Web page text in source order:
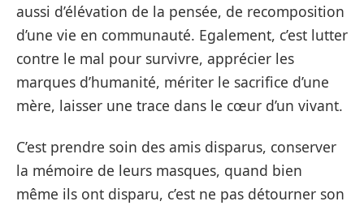
aussi d’élévation de la pensée, de recomposition
d’une vie en communauté. Egalement, c’est lutter
contre le mal pour survivre, apprécier les
marques d’humanité, mériter le sacrifice d’une
mère, laisser une trace dans le cœur d’un vivant.
C’est prendre soin des amis disparus, conserver
la mémoire de leurs masques, quand bien
même ils ont disparu, c’est ne pas détourner son